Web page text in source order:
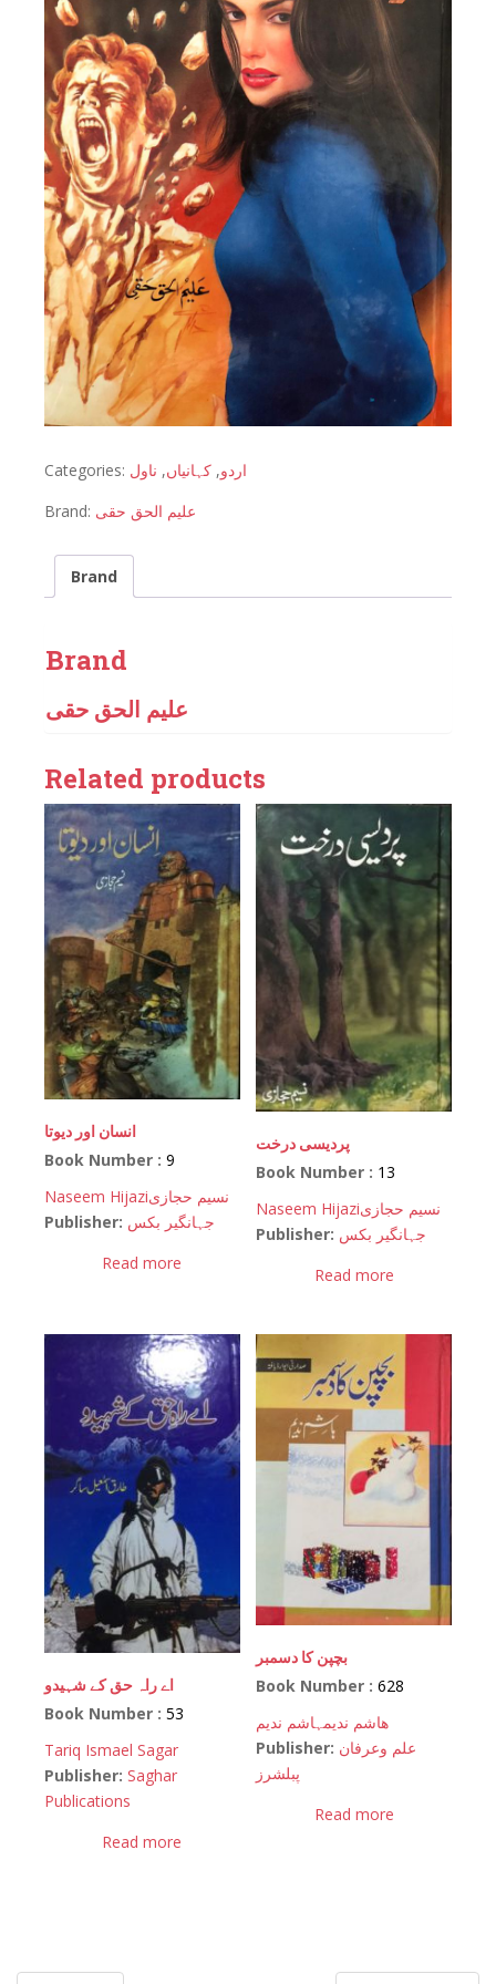
Categories: اردو, کہانیاں, ناول
Brand: علیم الحق حقی
Brand
Brand
علیم الحق حقی
Related products
انسان اور دیوتا
Book Number : 9
Naseem Hijaziنسیم حجازی
Publisher: جہانگیر بکس
Read more
پردیسی درخت
Book Number : 13
Naseem Hijaziنسیم حجازی
Publisher: جہانگیر بکس
Read more
اے راہ حق کے شہیدو
Book Number : 53
Tariq Ismael Sagar
Publisher: Saghar
Publications
Read more
بچپن کا دسمبر
Book Number :628
ھاشم ندیمہاشم ندیم
Publisher: علم وعرفان
پبلشرز
Read more